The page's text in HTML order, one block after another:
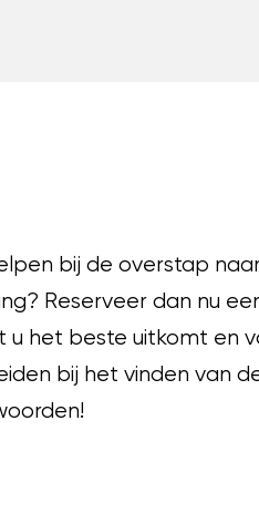
bij de overstap
Reserveer dan nu
het beste uitkomt en
bij het vinden van